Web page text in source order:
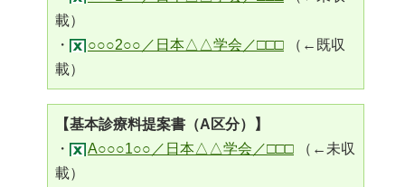
載）
・
○○○2○○／日本△△学会／□□□ （←既収
載）
【基本診療料提案書（A区分）】
・
A○○○1○○／日本△△学会／□□□ （←未収
載）